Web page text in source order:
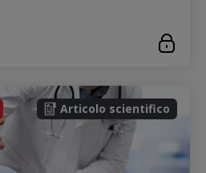
Articolo scientifico